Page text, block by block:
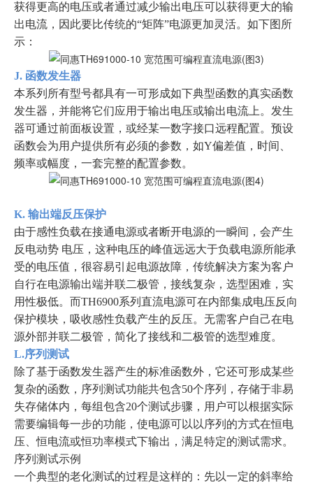
获得更高的电压或者通过减少输出电压可以获得更大的输
出电流，因此要比传统的“矩阵”电源更加灵活。如下图所
示：
J. 函数发生器
本系列所有型号都具有一可形成如下典型函数的真实函数
发生器，并能将它们应用于输出电压或输出电流上。发生
器可通过前面板设置，或经某一数字接口远程配置。预设
函数会为用户提供所有必须的参数，如Y偏差值，时间、
频率或幅度，一套完整的配置参数。
K. 输出端反压保护
由于感性负载在接通电源或者断开电源的一瞬间，会产生
反电动势 电压，这种电压的峰值远远大于负载电源所能承
受的电压值，很容易引起电源故障，传统解决方案为客户
自行在电源输出端并联二极管，接线复杂，选型困难，实
用性极低。而TH6900系列直流电源可在内部集成电压反向
保护模块，吸收感性负载产生的反压。无需客户自己在电
源外部并联二极管，简化了接线和二极管的选型难度。
L.序列测试
除了基于函数发生器产生的标准函数外，它还可形成某些
复杂的函数，序列测试功能共包含50个序列，存储于非易
失存储体内，每组包含20个测试步骤，用户可以根据实际
需要编辑每一步的功能，使电源可以以序列的方式在恒电
压、恒电流或恒功率模式下输出，满足特定的测试需求。
序列测试示例
一个典型的老化测试的过程是这样的：先以一定的斜率给